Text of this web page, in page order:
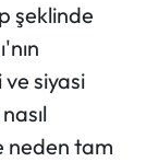
şeklinde
siyasi
neden tam